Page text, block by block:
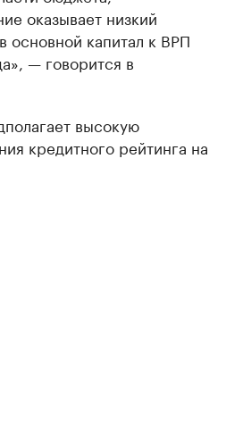
оказывает низкий
основной капитал к ВРП
— говорится в
высокую
кредитного рейтинга на